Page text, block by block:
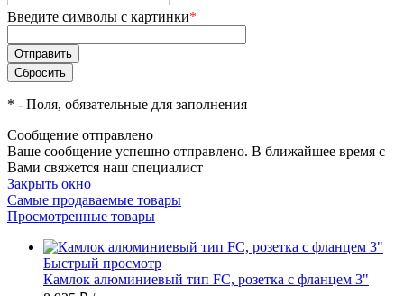
Введите символы с картинки*
* - Поля, обязательные для заполнения
Сообщение отправлено
Ваше сообщение успешно отправлено. В ближайшее время с
Вами свяжется наш специалист
Закрыть окно
Самые продаваемые товары
Просмотренные товары
Быстрый просмотр
Камлок алюминиевый тип FC, розетка с фланцем 3"